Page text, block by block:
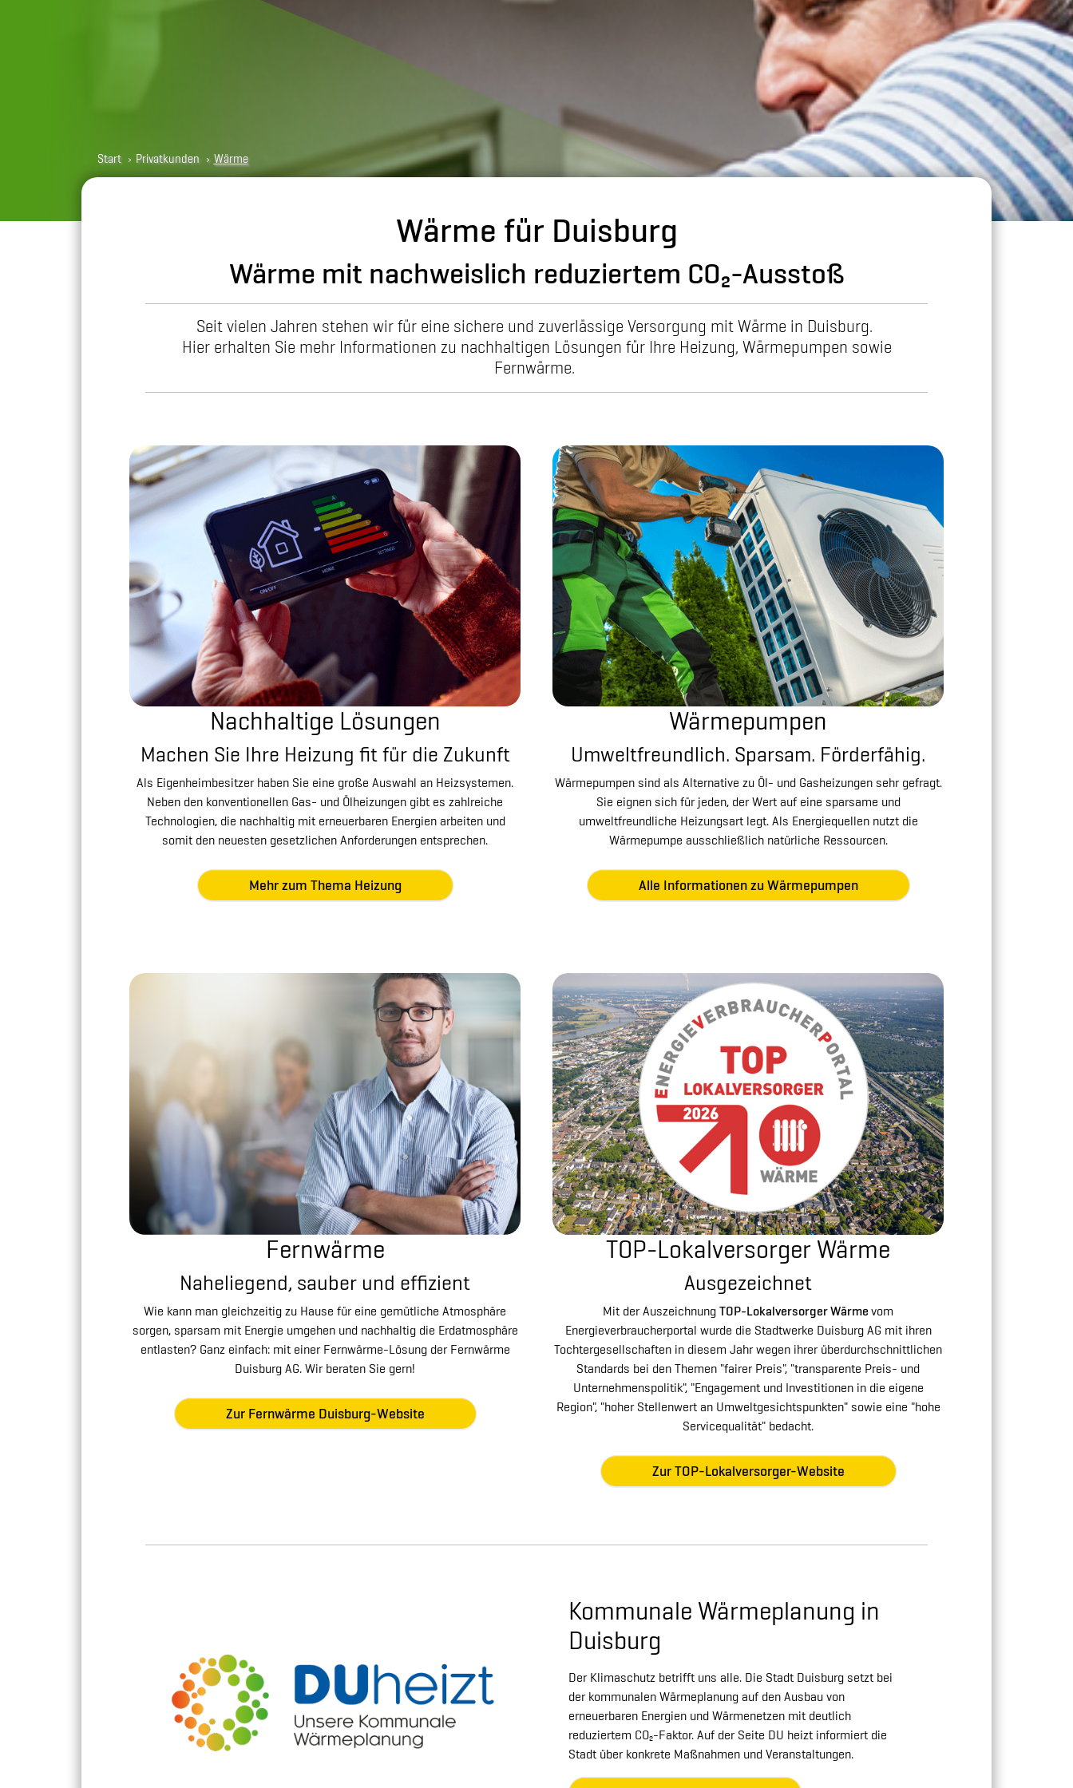
Start Privatkunden Wärme
Wärme für Duisburg
Wärme mit nachweislich reduziertem CO₂-Ausstoß
Seit vielen Jahren stehen wir für eine sichere und zuverlässige Versorgung mit Wärme in Duisburg.
Hier erhalten Sie mehr Informationen zu nachhaltigen Lösungen für Ihre Heizung, Wärmepumpen sowie
Fernwärme.
Nachhaltige Lösungen
Machen Sie Ihre Heizung fit für die Zukunft
Als Eigenheimbesitzer haben Sie eine große Auswahl an Heizsystemen.
Neben den konventionellen Gas- und Ölheizungen gibt es zahlreiche
Technologien, die nachhaltig mit erneuerbaren Energien arbeiten und
somit den neuesten gesetzlichen Anforderungen entsprechen.
Mehr zum Thema Heizung
Wärmepumpen
Umweltfreundlich. Sparsam. Förderfähig.
Wärmepumpen sind als Alternative zu Öl- und Gasheizungen sehr gefragt.
Sie eignen sich für jeden, der Wert auf eine sparsame und
umweltfreundliche Heizungsart legt. Als Energiequellen nutzt die
Wärmepumpe ausschließlich natürliche Ressourcen.
Alle Informationen zu Wärmepumpen
Fernwärme
Naheliegend, sauber und effizient
Wie kann man gleichzeitig zu Hause für eine gemütliche Atmosphäre
sorgen, sparsam mit Energie umgehen und nachhaltig die Erdatmosphäre
entlasten? Ganz einfach: mit einer Fernwärme-Lösung der Fernwärme
Duisburg AG. Wir beraten Sie gern!
Zur Fernwärme Duisburg-Website
TOP-Lokalversorger Wärme
Ausgezeichnet
Mit der AuszeichnungTOP-Lokalversorger Wärmevom
Energieverbraucherportal wurde die Stadtwerke Duisburg AG mit ihren
Tochtergesellschaften in diesem Jahr wegen ihrer überdurchschnittlichen
Standards bei den Themen "fairer Preis", "transparente Preis- und
Unternehmenspolitik", "Engagement und Investitionen in die eigene
Region", "hoher Stellenwert an Umweltgesichtspunkten" sowie eine "hohe
Servicequalität" bedacht.
Zur TOP-Lokalversorger-Website
Kommunale Wärmeplanung in
Duisburg
Der Klimaschutz betrifft uns alle. Die Stadt Duisburg setzt bei
der kommunalen Wärmeplanung auf den Ausbau von
erneuerbaren Energien und Wärmenetzen mit deutlich
reduziertem CO₂-Faktor. Auf der Seite DU heizt informiert die
Stadt über konkrete Maßnahmen und Veranstaltungen.